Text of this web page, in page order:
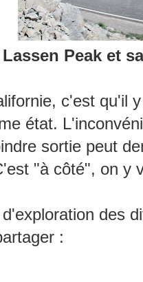
Lassen Peak et
c'est qu'il
état.
sortie peut
"à côté", on y
des
: